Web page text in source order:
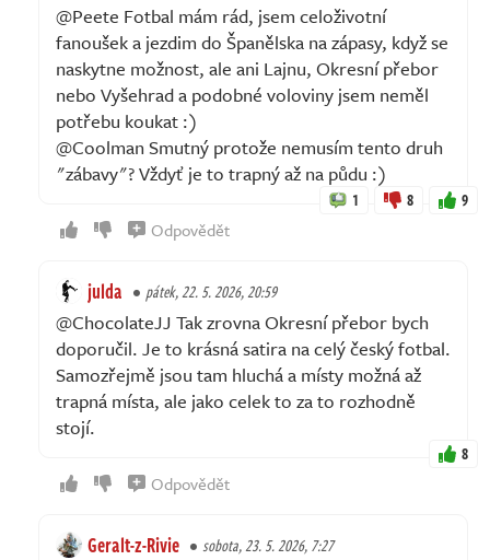
@Peete Fotbal mám rád, jsem celoživotní
fanoušek a jezdim do Španělska na zápasy, když se
naskytne možnost, ale ani Lajnu, Okresní přebor
nebo Vyšehrad a podobné voloviny jsem neměl
potřebu koukat :)
@Coolman Smutný protože nemusím tento druh
"zábavy"? Vždyť je to trapný až na půdu :)
1 8 9
Odpovědět
julda pátek, 22. 5. 2026, 20:59
@ChocolateJJ Tak zrovna Okresní přebor bych
doporučil. Je to krásná satira na celý český fotbal.
Samozřejmě jsou tam hluchá a místy možná až
trapná místa, ale jako celek to za to rozhodně
stojí.
8
Odpovědět
Geralt-z-Rivie sobota, 23. 5. 2026, 7:27